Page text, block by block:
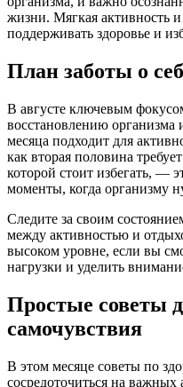
жизни. Мягкая активность
поддерживать здоровье и
План заботы о
В августе ключевым
восстановлению организма
месяца подходит для
как вторая половина
которой стоит избегать, —
моменты, когда организму
Следите за своим
между активностью и
высоком уровне, если вы
нагрузки и уделить
Простые советы
самочувствия
В этом месяце советы по
сосредоточиться на важных